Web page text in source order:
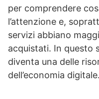
per comprendere
l’attenzione e,
servizi abbiano
acquistati. In questo
diventa una delle
dell’economia digitale.